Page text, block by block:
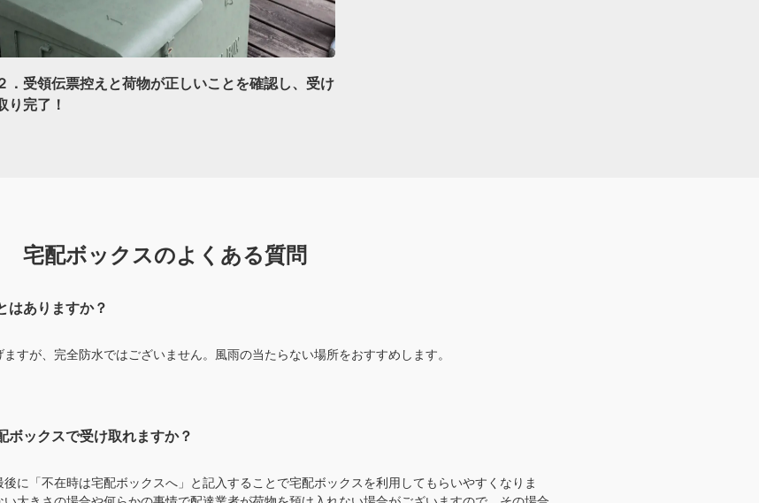
．受領伝票控えと荷物が正しいことを確認し、受け
り完了！
宅配ボックスのよくある質問
はありますか？
すが、完全防水ではございません。風雨の当たらない場所をおすすめします。
ックスで受け取れますか？
に「不在時は宅配ボックスへ」と記入することで宅配ボックスを利用してもらいやすくなりま